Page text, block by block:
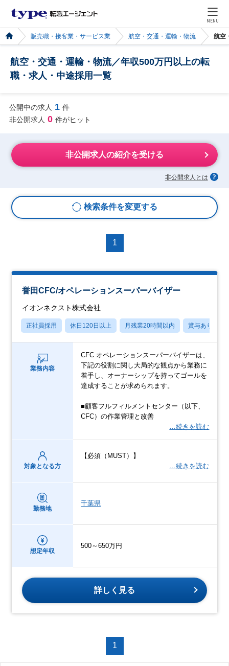
MENU
販売職・接客業・サービス業 航空・交通・運輸・物流 航空
航空・交通・運輸・物流／年収500万円以上の転
職・求人・中途採用一覧
公開中の求人 1 件
非公開求人 0 件がヒット
非公開求人の紹介を受ける
非公開求人とは
検索条件を変更する
1
誉田CFC/オペレーションスーパーバイザー
イオンネクスト株式会社
正社員採用 休日120日以上 月残業20時間以内 賞与あり
業務内容
CFC オペレーションスーパーバイザーは、
下記の役割に関し大局的な観点から業務に
着手し、オーナーシップを持ってゴールを
達成することが求められます。
■顧客フルフィルメントセンター（以下、
CFC）の作業管理と改善
…続きを読む
対象となる方
【必須（MUST）】
…続きを読む
勤務地
千葉県
想定年収
500～650万円
詳しく見る
1